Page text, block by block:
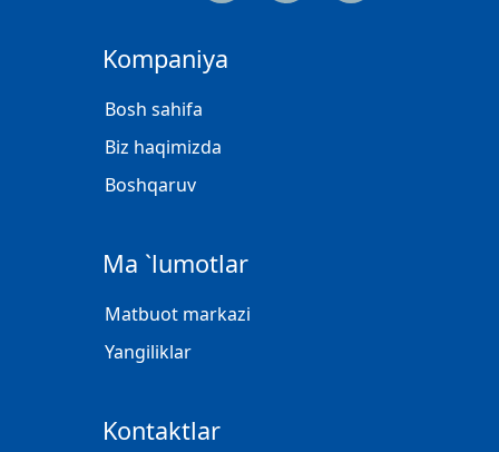
Kompaniya
Bosh sahifa
Biz haqimizda
Boshqaruv
Ma `lumotlar
Matbuot markazi
Yangiliklar
Kontaktlar